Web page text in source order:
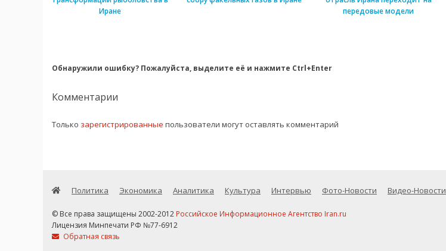
Иране
передовые модели
Обнаружили ошибку? Пожалуйста, выделите её и нажмите Ctrl+Enter
Комментарии
Только зарегистрированные пользователи могут оставлять комментарий
Политика Экономика Аналитика Культура Интервью Фото-Новости Видео-Новости
© Все права защищены 2002-2012 Российское Информационное Агентство Iran.ru
Лицензия Минпечати РФ №77-6912
Обратная связь